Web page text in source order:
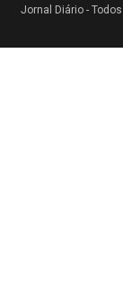
Jornal Diário -